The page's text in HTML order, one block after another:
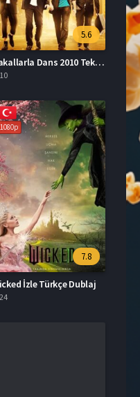
5.6
Çakallarla Dans 2010 Tek Parça İzle
1080p
7.8
İzle Türkçe Dublaj